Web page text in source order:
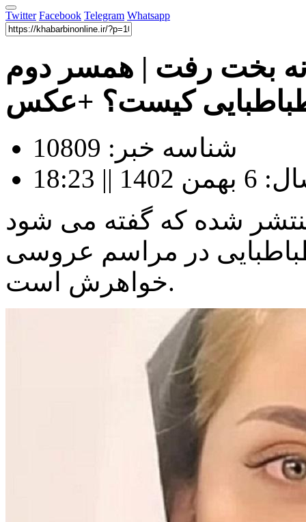
Twitter Facebook Telegram Whatsapp
بخت رفت | همسر دوم
کیست؟ +عکس
شناسه خبر: 10809
18:23
شده که گفته می شود
در مراسم عروسی
خواهرش است.